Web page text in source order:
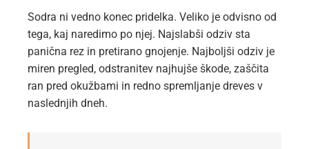
Sodra ni vedno konec pridelka. Veliko je odvisno od
tega, kaj naredimo po njej. Najslabši odziv sta
panična rez in pretirano gnojenje. Najboljši odziv je
miren pregled, odstranitev najhujše škode, zaščita
ran pred okužbami in redno spremljanje dreves v
naslednjih dneh.